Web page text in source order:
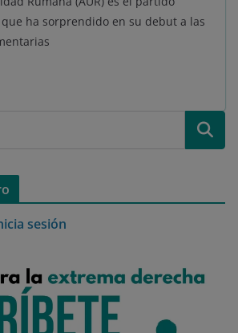
ha sorprendido en su debut a las
sesión